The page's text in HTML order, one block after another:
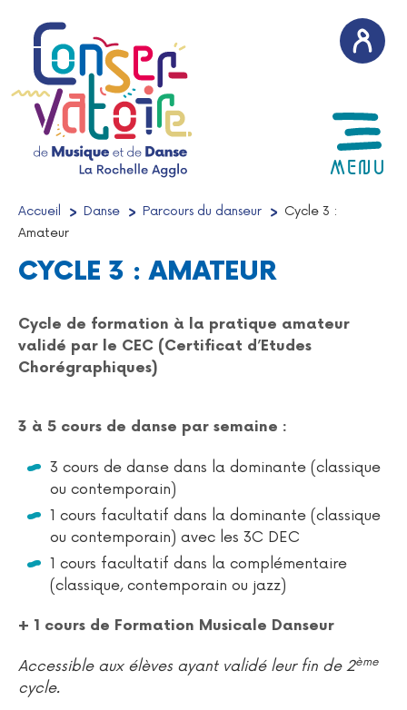
MENU
Accueil Danse Parcours du danseur
Cycle 3 :
Amateur
CYCLE 3 : AMATEUR
Cycle de formation à la pratique amateur
validé par le CEC (Certificat d’Etudes
Chorégraphiques)
3 à 5 cours de danse par semaine :
3 cours de danse dans la dominante (classique
ou contemporain)
1 cours facultatif dans la dominante (classique
ou contemporain) avec les 3C DEC
1 cours facultatif dans la complémentaire
(classique, contemporain ou jazz)
+ 1 cours de Formation Musicale Danseur
Accessible aux élèves ayant validé leur fin de 2ème
cycle.